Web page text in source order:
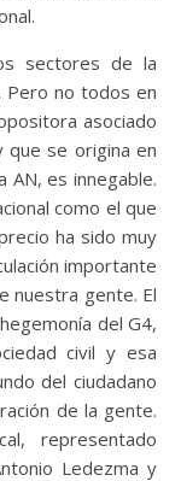
sectores de la
Pero no todos en
asociado
que se origina en
AN, es innegable.
como el que
ha sido muy
importante
nuestra gente. El
del G4,
civil y esa
del ciudadano
de la gente.
representado
Ledezma y